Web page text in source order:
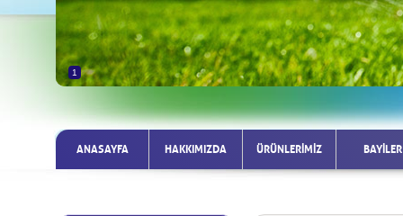
1
ANASAYFA HAKKIMIZDA ÜRÜNLERİMİZ BAYİLER